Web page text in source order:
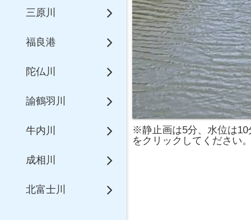
三原川
福良港
陀仏川
諭鶴羽川
牛内川
成相川
北富士川
※静止画は5分、水位は10
をクリックしてください。